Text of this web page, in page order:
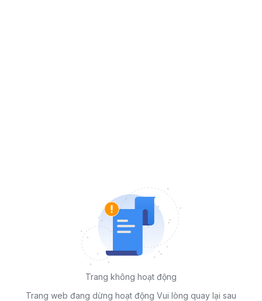
Trang không hoạt động
Trang web đang dừng hoạt động Vui lòng quay lại sau